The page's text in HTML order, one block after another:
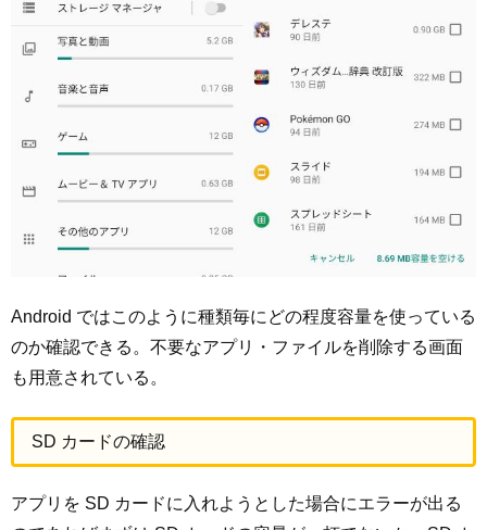
Android ではこのように種類毎にどの程度容量を使っている
のか確認できる。不要なアプリ・ファイルを削除する画面
も用意されている。
SD カードの確認
アプリを SD カードに入れようとした場合にエラーが出る